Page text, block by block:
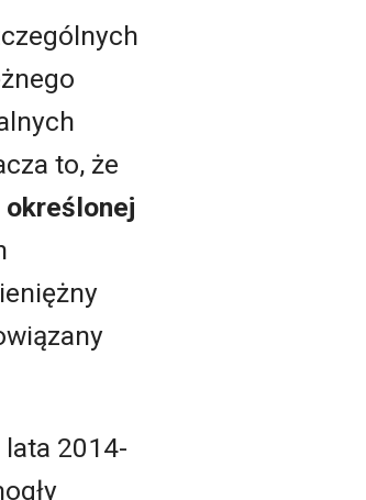
to, że
określonej
2014-